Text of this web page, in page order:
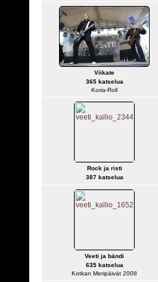
Viikate
365 katselua
Koria-Roll
Rock ja risti
387 katselua
Veeti ja bändi
635 katselua
Kotkan Meripäivät 2008